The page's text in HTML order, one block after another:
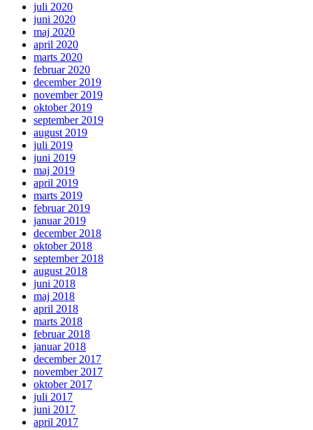
juli 2020
juni 2020
maj 2020
april 2020
marts 2020
februar 2020
december 2019
november 2019
oktober 2019
september 2019
august 2019
juli 2019
juni 2019
maj 2019
april 2019
marts 2019
februar 2019
januar 2019
december 2018
oktober 2018
september 2018
august 2018
juni 2018
maj 2018
april 2018
marts 2018
februar 2018
januar 2018
december 2017
november 2017
oktober 2017
juli 2017
juni 2017
april 2017